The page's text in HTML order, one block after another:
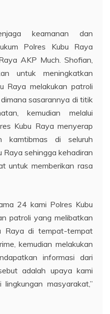
keamanan dan
Polres Kubu Raya
AKP Much. Shofian,
untuk meningkatkan
Raya melakukan patroli
sasarannya di titik
kemudian melalui
Kubu Raya menyerap
kamtibmas di seluruh
Raya sehingga kehadiran
untuk memberikan rasa
24 kami Polres Kubu
patroli yang melibatkan
Raya di tempat-tempat
kemudian melakukan
informasi dari
adalah upaya kami
masyarakat,”